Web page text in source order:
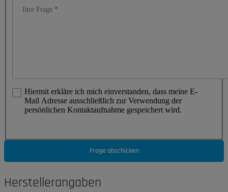
Ihre Frage
Hiermit erkläre ich mich einverstanden, dass meine E-
Mail Adresse ausschließlich zur Verwendung der
persönlichen Kontaktaufnahme gespeichert wird.
Frage abschicken
Herstellerangaben